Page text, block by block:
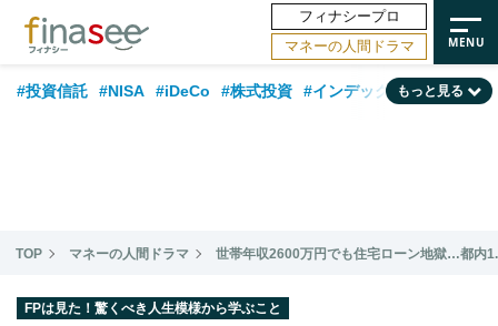
フィナシープロ
マネーの人間ドラマ
#投資信託 #NISA #iDeCo #株式投資 #インデックスファンド
#海外事情 #資産運用業界 #老後 #米国株 #60代 #データ・調査
#国内株式型
もっと見る
TOP マネーの人間ドラマ 世帯年収2600万円でも住宅ローン地獄…都内
FPは見た！驚くべき人生模様から学ぶこと